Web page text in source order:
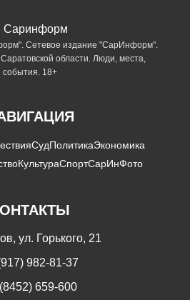
Сетевое издание "СарИнформ".
области. Люди, места,
события. 18+
СудПолитикаЭкономика
КультураСпортСарИнФото
ул. Горького, 21
982-81-37
659-600